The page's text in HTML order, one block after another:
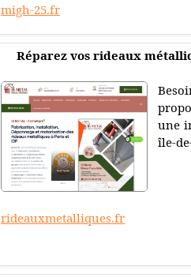
migh-25.fr
Réparez vos rideaux
une
île-
rideauxmetalliques.fr